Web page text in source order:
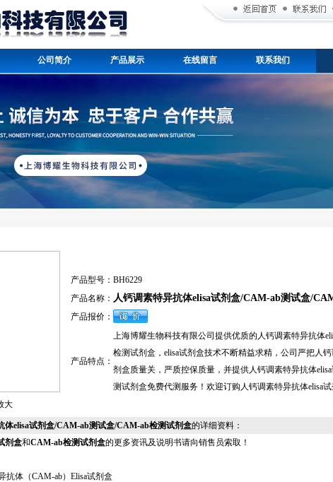
公司简介 产品展示 在线留言 联系我们
大
产品型号： BH6229
产品名称： 人钙调素特异抗体elisa试剂盒/CAM-ab测试盒/
产品报价：
产品特点：
上海博耀生物科技有限公司提供优质的人钙调素特异抗体
检测试剂盒，elisa试剂盒技术不断精益求精，公司严把人
剂盒质量关，严质控保质量，并提供人钙调素特异抗体
测试剂盒免费代测服务！欢迎订购人钙调素特异抗体elisa试
体elisa试剂盒/CAM-ab测试盒/CAM-ab检测试剂盒的详细资料：
剂盒和CAM-ab检测试剂盒的更多资讯及说明书请向销售员索取！
抗体（CAM-ab）Elisa试剂盒